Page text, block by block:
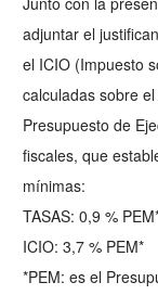
adjuntar el
el ICIO (Impuesto
calculadas sobre
Presupuesto de
fiscales, que
mínimas:
TASAS: 0,9 %
ICIO: 3,7 % PEM*
*PEM: es el